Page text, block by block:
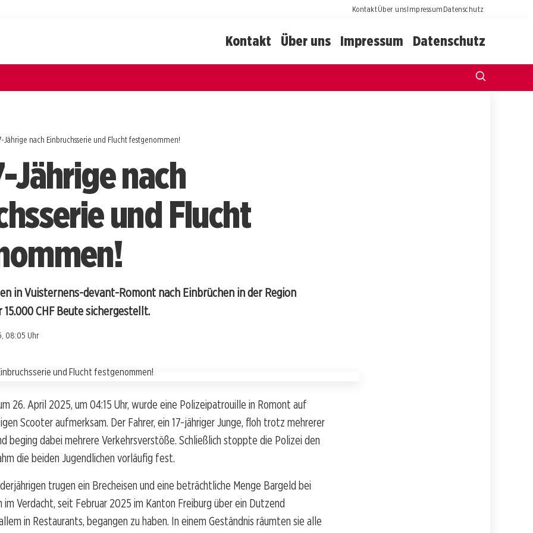
KontaktÜber unsImpressumDatenschutz
Kontakt Über uns Impressum Datenschutz
Jährige nach Einbruchsserie und Flucht festgenommen!
Jährige nach
und Flucht
in Vuisternens-devant-Romont nach Einbrüchen in der Region
CHF Beute sichergestellt.
08:05 Uhr
26. April 2025, um 04:15 Uhr, wurde eine Polizeipatrouille in Romont auf
Scooter aufmerksam. Der Fahrer, ein 17-jähriger Junge, floh trotz mehrerer
beging dabei mehrere Verkehrsverstöße. Schließlich stoppte die Polizei den
die beiden Jugendlichen vorläufig fest.
trugen ein Brecheisen und eine beträchtliche Menge Bargeld bei
im Verdacht, seit Februar 2025 im Kanton Freiburg über ein Dutzend
in Restaurants, begangen zu haben. In einem Geständnis räumten sie alle